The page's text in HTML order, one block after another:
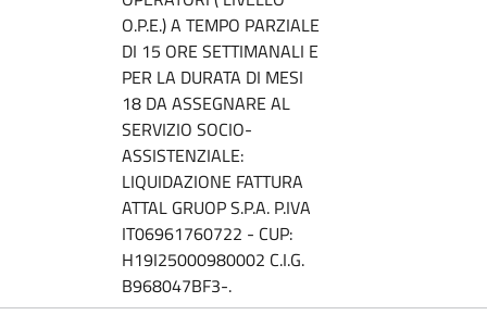
O.P.E.) A TEMPO PARZIALE
DI 15 ORE SETTIMANALI E
PER LA DURATA DI MESI
18 DA ASSEGNARE AL
SERVIZIO SOCIO-
ASSISTENZIALE:
LIQUIDAZIONE FATTURA
ATTAL GRUOP S.P.A. P.IVA
IT06961760722 - CUP:
H19I25000980002 C.I.G.
B968047BF3-.